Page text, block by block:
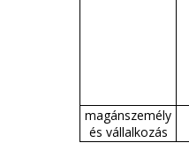
magánszemély
és vállalkozás